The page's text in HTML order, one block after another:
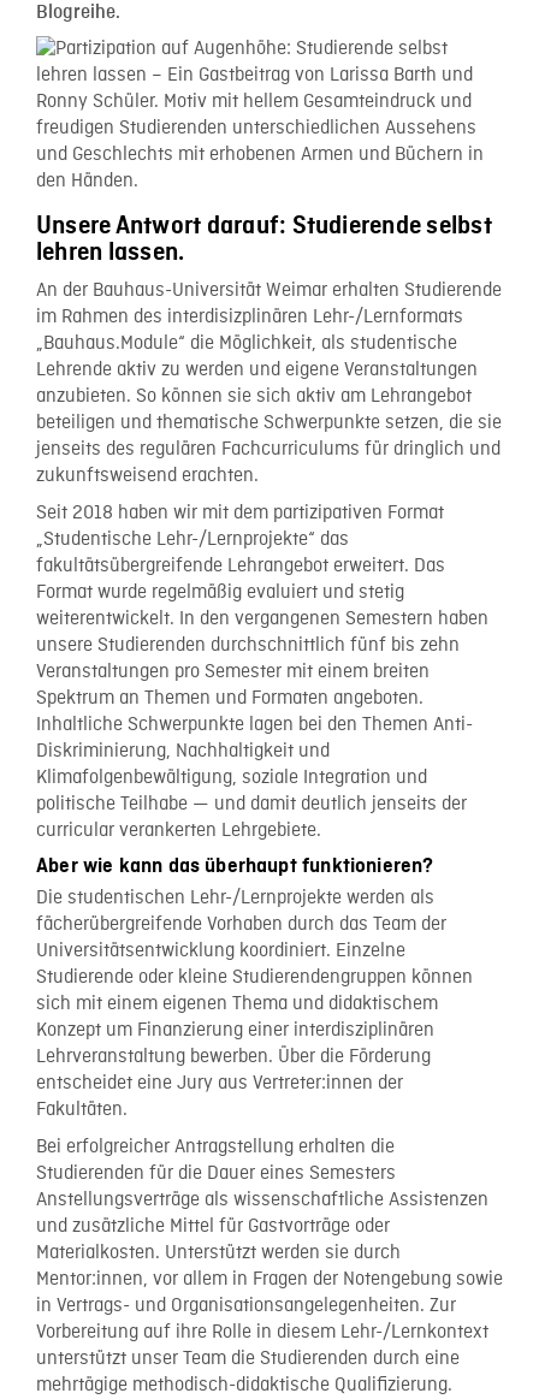
Blogreihe.
Unsere Antwort darauf: Studierende selbst
lehren lassen.
An der Bauhaus-Universität Weimar erhalten Studierende
im Rahmen des interdisizplinären Lehr-/Lernformats
„Bauhaus.Module“ die Möglichkeit, als studentische
Lehrende aktiv zu werden und eigene Veranstaltungen
anzubieten. So können sie sich aktiv am Lehrangebot
beteiligen und thematische Schwerpunkte setzen, die sie
jenseits des regulären Fachcurriculums für dringlich und
zukunftsweisend erachten.
Seit 2018 haben wir mit dem partizipativen Format
„Studentische Lehr-/Lernprojekte“ das
fakultätsübergreifende Lehrangebot erweitert. Das
Format wurde regelmäßig evaluiert und stetig
weiterentwickelt. In den vergangenen Semestern haben
unsere Studierenden durchschnittlich fünf bis zehn
Veranstaltungen pro Semester mit einem breiten
Spektrum an Themen und Formaten angeboten.
Inhaltliche Schwerpunkte lagen bei den Themen Anti-
Diskriminierung, Nachhaltigkeit und
Klimafolgenbewältigung, soziale Integration und
politische Teilhabe — und damit deutlich jenseits der
curricular verankerten Lehrgebiete.
Aber wie kann das überhaupt funktionieren?
Die studentischen Lehr-/Lernprojekte werden als
fächerübergreifende Vorhaben durch das Team der
Universitätsentwicklung koordiniert. Einzelne
Studierende oder kleine Studierendengruppen können
sich mit einem eigenen Thema und didaktischem
Konzept um Finanzierung einer interdisziplinären
Lehrveranstaltung bewerben. Über die Förderung
entscheidet eine Jury aus Vertreter:innen der
Fakultäten.
Bei erfolgreicher Antragstellung erhalten die
Studierenden für die Dauer eines Semesters
Anstellungsverträge als wissenschaftliche Assistenzen
und zusätzliche Mittel für Gastvorträge oder
Materialkosten. Unterstützt werden sie durch
Mentor:innen, vor allem in Fragen der Notengebung sowie
in Vertrags- und Organisationsangelegenheiten. Zur
Vorbereitung auf ihre Rolle in diesem Lehr-/Lernkontext
unterstützt unser Team die Studierenden durch eine
mehrtägige methodisch-didaktische Qualifizierung.